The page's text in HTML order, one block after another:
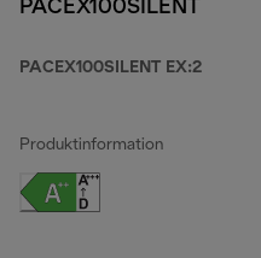
PACEX100SILENT
PACEX100SILENT EX:2
Produktinformation